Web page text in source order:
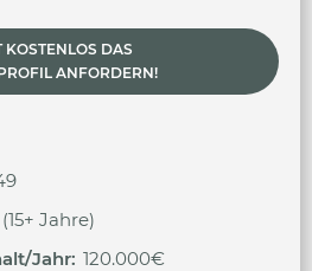
KOSTENLOS DAS
ANFORDERN!
Jahre)
Jahr: 120.000€